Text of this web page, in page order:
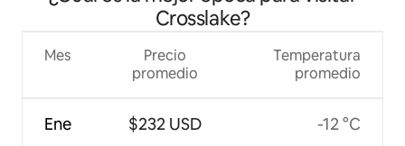
Crosslake?
Mes
Ene
Precio
promedio
$232 USD
Temperatura
promedio
-12 °C